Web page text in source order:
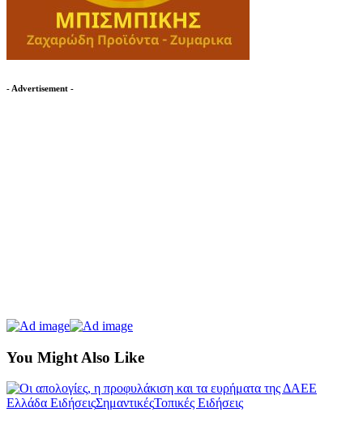
- Advertisement -
You Might Also Like
Ελλάδα ΕιδήσειςΣημαντικέςΤοπικές Ειδήσεις